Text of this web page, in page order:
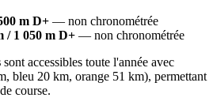
m D+ — non chronométrée
/ 1 050 m D+ — non chronométrée
sont accessibles toute l'année avec
bleu 20 km, orange 51 km), permettant
course.